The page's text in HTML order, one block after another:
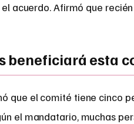
acuerdo. Afirmó que
beneficiará esta
que el comité tiene cinco
el mandatario, muchas